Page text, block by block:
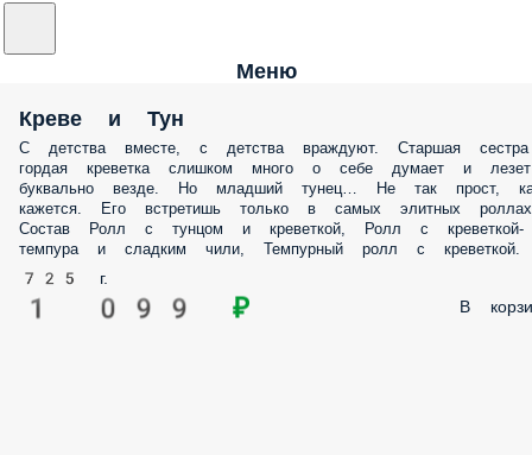
Меню
Креве и Тун
С детства вместе, с детства враждуют. Старшая сестра
гордая креветка слишком много о себе думает и лезет
буквально везде. Но младший тунец… Не так прост,
кажется. Его встретишь только в самых элитных
Состав Ролл с тунцом и креветкой, Ролл с креветкой-
темпура и сладким чили, Темпурный ролл с креветкой.
725 г.
1 099 ₽ В